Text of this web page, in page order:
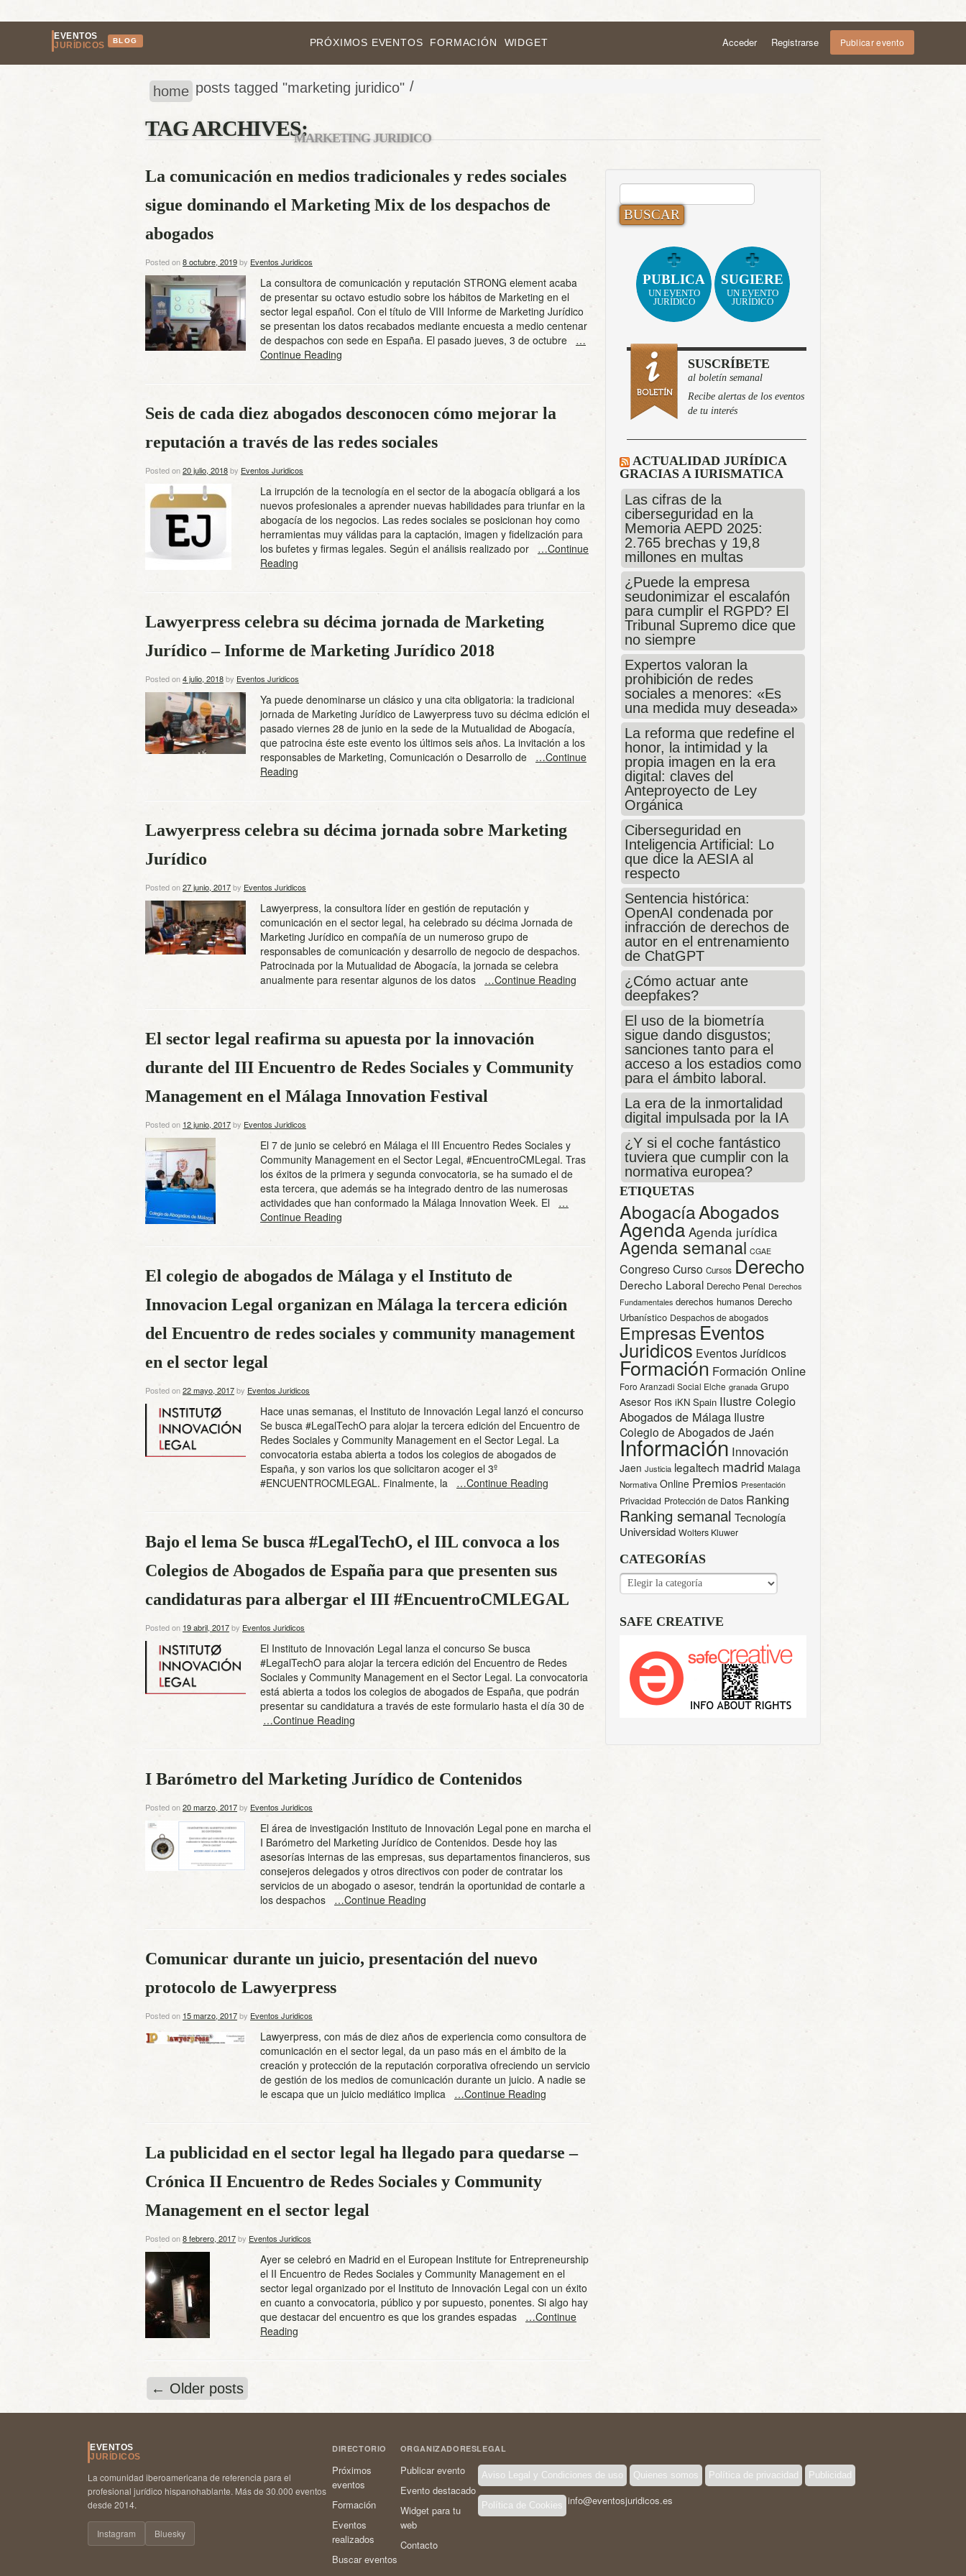
EVENTOS
JURÍDICOS
BLOG PRÓXIMOS EVENTOS FORMACIÓN WIDGET Acceder Registrarse Publicar evento
home /
posts tagged "marketing juridico"
TAG ARCHIVES:MARKETING JURIDICO
La comunicación en medios tradicionales y redes sociales
sigue dominando el Marketing Mix de los despachos de
abogados
Posted on8 octubre, 2019by Eventos Juridicos
La consultora de comunicación y reputación STRONG element acaba
de presentar su octavo estudio sobre los hábitos de Marketing en el
sector legal español. Con el título de VIII Informe de Marketing Jurídico
se presentan los datos recabados mediante encuesta a medio centenar
de despachos con sede en España. El pasado jueves, 3 de octubre …
Continue Reading
Seis de cada diez abogados desconocen cómo mejorar la
reputación a través de las redes sociales
Posted on20 julio, 2018by Eventos Juridicos
La irrupción de la tecnología en el sector de la abogacía obligará a los
nuevos profesionales a aprender nuevas habilidades para triunfar en la
abogacía de los negocios. Las redes sociales se posicionan hoy como
herramientas muy válidas para la captación, imagen y fidelización para
los bufetes y firmas legales. Según el análisis realizado por …Continue
Reading
Lawyerpress celebra su décima jornada de Marketing
Jurídico – Informe de Marketing Jurídico 2018
Posted on4 julio, 2018by Eventos Juridicos
Ya puede denominarse un clásico y una cita obligatoria: la tradicional
jornada de Marketing Jurídico de Lawyerpress tuvo su décima edición el
pasado viernes 28 de junio en la sede de la Mutualidad de Abogacía,
que patrocina éste este evento los últimos seis años. La invitación a los
responsables de Marketing, Comunicación o Desarrollo de …Continue
Reading
Lawyerpress celebra su décima jornada sobre Marketing
Jurídico
Posted on27 junio, 2017by Eventos Juridicos
Lawyerpress, la consultora líder en gestión de reputación y
comunicación en el sector legal, ha celebrado su décima Jornada de
Marketing Jurídico en compañía de un numeroso grupo de
responsables de comunicación y desarrollo de negocio de despachos.
Patrocinada por la Mutualidad de Abogacía, la jornada se celebra
anualmente para resentar algunos de los datos …Continue Reading
El sector legal reafirma su apuesta por la innovación
durante del III Encuentro de Redes Sociales y Community
Management en el Málaga Innovation Festival
Posted on 12 junio, 2017by Eventos Juridicos
El 7 de junio se celebró en Málaga el III Encuentro Redes Sociales y
Community Management en el Sector Legal, #EncuentroCMLegal. Tras
los éxitos de la primera y segunda convocatoria, se ha sumado el de
esta tercera, que además se ha integrado dentro de las numerosas
actividades que han conformado la Málaga Innovation Week. El …
Continue Reading
El colegio de abogados de Málaga y el Instituto de
Innovacion Legal organizan en Málaga la tercera edición
del Encuentro de redes sociales y community management
en el sector legal
Posted on22 mayo, 2017by Eventos Juridicos
Hace unas semanas, el Instituto de Innovación Legal lanzó el concurso
Se busca #LegalTechO para alojar la tercera edición del Encuentro de
Redes Sociales y Community Management en el Sector Legal. La
convocatoria estaba abierta a todos los colegios de abogados de
España, y son varios los que solicitaron acoger el 3º
#ENCUENTROCMLEGAL. Finalmente, la …Continue Reading
Bajo el lema Se busca #LegalTechO, el IIL convoca a los
Colegios de Abogados de España para que presenten sus
candidaturas para albergar el III #EncuentroCMLEGAL
Posted on 19 abril, 2017by Eventos Juridicos
El Instituto de Innovación Legal lanza el concurso Se busca
#LegalTechO para alojar la tercera edición del Encuentro de Redes
Sociales y Community Management en el Sector Legal. La convocatoria
está abierta a todos los colegios de abogados de España, que podrán
presentar su candidatura a través de este formulario hasta el día 30 de
…Continue Reading
I Barómetro del Marketing Jurídico de Contenidos
Posted on20 marzo, 2017by Eventos Juridicos
El área de investigación Instituto de Innovación Legal pone en marcha el
I Barómetro del Marketing Jurídico de Contenidos. Desde hoy las
asesorías internas de las empresas, sus departamentos financieros, sus
consejeros delegados y otros directivos con poder de contratar los
servicios de un abogado o asesor, tendrán la oportunidad de contarle a
los despachos …Continue Reading
Comunicar durante un juicio, presentación del nuevo
protocolo de Lawyerpress
Posted on 15 marzo, 2017by Eventos Juridicos
Lawyerpress, con más de diez años de experiencia como consultora de
comunicación en el sector legal, da un paso más en el ámbito de la
creación y protección de la reputación corporativa ofreciendo un servicio
de gestión de los medios de comunicación durante un juicio. A nadie se
le escapa que un juicio mediático implica …Continue Reading
La publicidad en el sector legal ha llegado para quedarse –
Crónica II Encuentro de Redes Sociales y Community
Management en el sector legal
Posted on8 febrero, 2017by Eventos Juridicos
Ayer se celebró en Madrid en el European Institute for Entrepreneurship
el II Encuentro de Redes Sociales y Community Management en el
sector legal organizado por el Instituto de Innovación Legal con un éxito
en cuanto a convocatoria, público y por supuesto, ponentes. Si algo hay
que destacar del encuentro es que los grandes espadas …Continue
Reading
← Older posts
BUSCAR:
PUBLICA
UN EVENTO
JURÍDICO
SUGIERE
UN EVENTO
JURÍDICO
SUSCRÍBETE
al boletín semanal
Recibe alertas de los eventos
de tu interés
ACTUALIDAD JURÍDICA
GRACIAS A IURISMATICA
Las cifras de la
ciberseguridad en la
Memoria AEPD 2025:
2.765 brechas y 19,8
millones en multas
¿Puede la empresa
seudonimizar el escalafón
para cumplir el RGPD? El
Tribunal Supremo dice que
no siempre
Expertos valoran la
prohibición de redes
sociales a menores: «Es
una medida muy deseada»
La reforma que redefine el
honor, la intimidad y la
propia imagen en la era
digital: claves del
Anteproyecto de Ley
Orgánica
Ciberseguridad en
Inteligencia Artificial: Lo
que dice la AESIA al
respecto
Sentencia histórica:
OpenAI condenada por
infracción de derechos de
autor en el entrenamiento
de ChatGPT
¿Cómo actuar ante
deepfakes?
El uso de la biometría
sigue dando disgustos;
sanciones tanto para el
acceso a los estadios como
para el ámbito laboral.
La era de la inmortalidad
digital impulsada por la IA
¿Y si el coche fantástico
tuviera que cumplir con la
normativa europea?
ETIQUETAS
AbogacíaAbogados
Agenda Agenda jurídica
Agenda semanal CGAE
CongresoCurso Cursos Derecho
Derecho Laboral Derecho Penal Derechos
Fundamentales derechos humanos Derecho
Urbanístico Despachos de abogados
Empresas Eventos
Juridicos Eventos Jurídicos
Formación Formación Online
Foro Aranzadi Social Elche granada Grupo
Asesor Ros iKN Spain Ilustre Colegio
Abogados de Málaga Ilustre
Colegio de Abogados de Jaén
Información Innovación
Jaen Justicia legaltech madrid Malaga
Normativa Online Premios Presentación
Privacidad Protección de Datos Ranking
Ranking semanal Tecnología
Universidad Wolters Kluwer
CATEGORÍAS
CATEGORÍAS
SAFE CREATIVE
EVENTOS
JURÍDICOS
La comunidad iberoamericana de referencia para el
profesional jurídico hispanohablante. Más de 30.000 eventos
desde 2014.
Instagram Bluesky
DIRECTORIO
Próximos
eventos
Formación
Eventos
realizados
Buscar eventos
ORGANIZADORES
Publicar evento
Evento destacado
Widget para tu
web
Contacto
LEGAL
Aviso Legal y Condiciones de uso Quienes somos Política de privacidad Publicidad
Política de Cookies info@eventosjuridicos.es